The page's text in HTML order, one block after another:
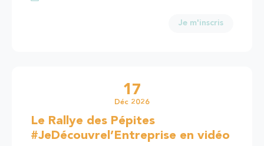
Je m'inscris
Le Rallye des Pépites
#JeDécouvrel’Entreprise en vidéo
17
Déc 2026